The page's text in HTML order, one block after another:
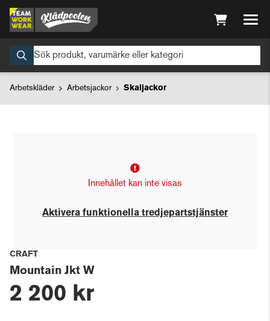
Arbetskläder Arbetsjackor Skaljackor
Innehållet kan inte visas
Aktivera funktionella tredjepartstjänster
CRAFT
Mountain Jkt W
2 200 kr